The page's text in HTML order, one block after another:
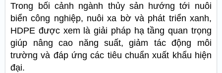
Trong bối cảnh ngành thủy sản hướng tới nuôi
biển công nghiệp, nuôi xa bờ và phát triển xanh,
HDPE được xem là giải pháp hạ tầng quan trọng
giúp nâng cao năng suất, giảm tác động môi
trường và đáp ứng các tiêu chuẩn xuất khẩu hiện
đại.